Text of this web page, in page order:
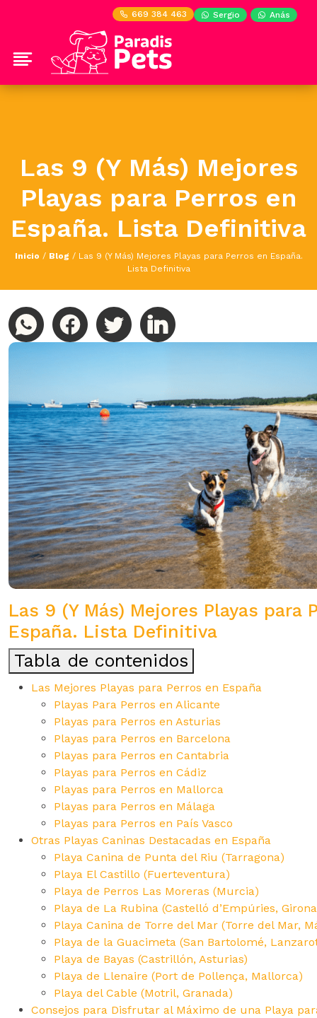
669 384 463 Sergio Anás
Las 9 (Y Más) Mejores
Playas para Perros en
España. Lista Definitiva
Inicio / Blog / Las 9 (Y Más) Mejores Playas para Perros en España.
Lista Definitiva
Las 9 (Y Más) Mejores Playas para
España. Lista Definitiva
Tabla de contenidos
Las Mejores Playas para Perros en España
Playas Para Perros en Alicante
Playas para Perros en Asturias
Playas para Perros en Barcelona
Playas para Perros en Cantabria
Playas para Perros en Cádiz
Playas para Perros en Mallorca
Playas para Perros en Málaga
Playas para Perros en País Vasco
Otras Playas Caninas Destacadas en España
Playa Canina de Punta del Riu (Tarragona)
Playa El Castillo (Fuerteventura)
Playa de Perros Las Moreras (Murcia)
Playa de La Rubina (Castelló d’Empúries,
Playa Canina de Torre del Mar (Torre del Mar,
Playa de la Guacimeta (San Bartolomé,
Playa de Bayas (Castrillón, Asturias)
Playa de Llenaire (Port de Pollença, Mallorca)
Playa del Cable (Motril, Granada)
Consejos para Disfrutar al Máximo de una Playa